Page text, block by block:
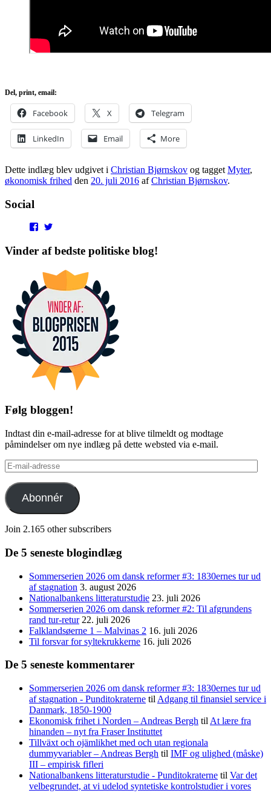
Del, print, email:
Facebook X Telegram
LinkedIn Email More
Dette indlæg blev udgivet i Christian Bjørnskov og tagget Myter,
økonomisk frihed den 20. juli 2016 afChristian Bjørnskov.
Social
View
profile
on
profile
on
Vinder af bedste politiske blog!
Følg bloggen!
Indtast din e-mail-adresse for at blive tilmeldt og modtage
påmindelser om nye indlæg på dette websted via e-mail.
E-
mail-
adresse
Abonnér
Join 2.165 other subscribers
De 5 seneste blogindlæg
Sommerserien 2026 om dansk reformer #3: 1830ernes tur ud
af stagnation 3. august 2026
Nationalbankens litteraturstudie 23. juli 2026
Sommerserien 2026 om dansk reformer #2: Til afgrundens
rand tur-retur 22. juli 2026
Falklandsøerne 1 – Malvinas 2 16. juli 2026
Til forsvar for syltekrukkerne 16. juli 2026
De 5 seneste kommentarer
Sommerserien 2026 om dansk reformer #3: 1830ernes tur ud
af stagnation - Punditokraterne til Adgang til finansiel service i
Danmark, 1850-1900
Ekonomisk frihet i Norden – Andreas Bergh til At lære fra
hinanden – nyt fra Fraser Instituttet
Tillväxt och ojämlikhet med och utan regionala
dummyvariabler – Andreas Bergh til IMF og ulighed (måske)
III – empirisk fifleri
Nationalbankens litteraturstudie - Punditokraterne til Var det
velbegrundet, at vi udelod syntetiske kontrolstudier i vores